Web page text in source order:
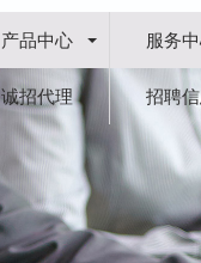
产品中心 服务
诚招代理 招聘